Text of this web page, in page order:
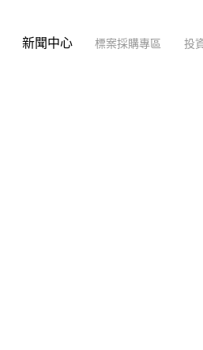
新聞中心 標案採購專區 投